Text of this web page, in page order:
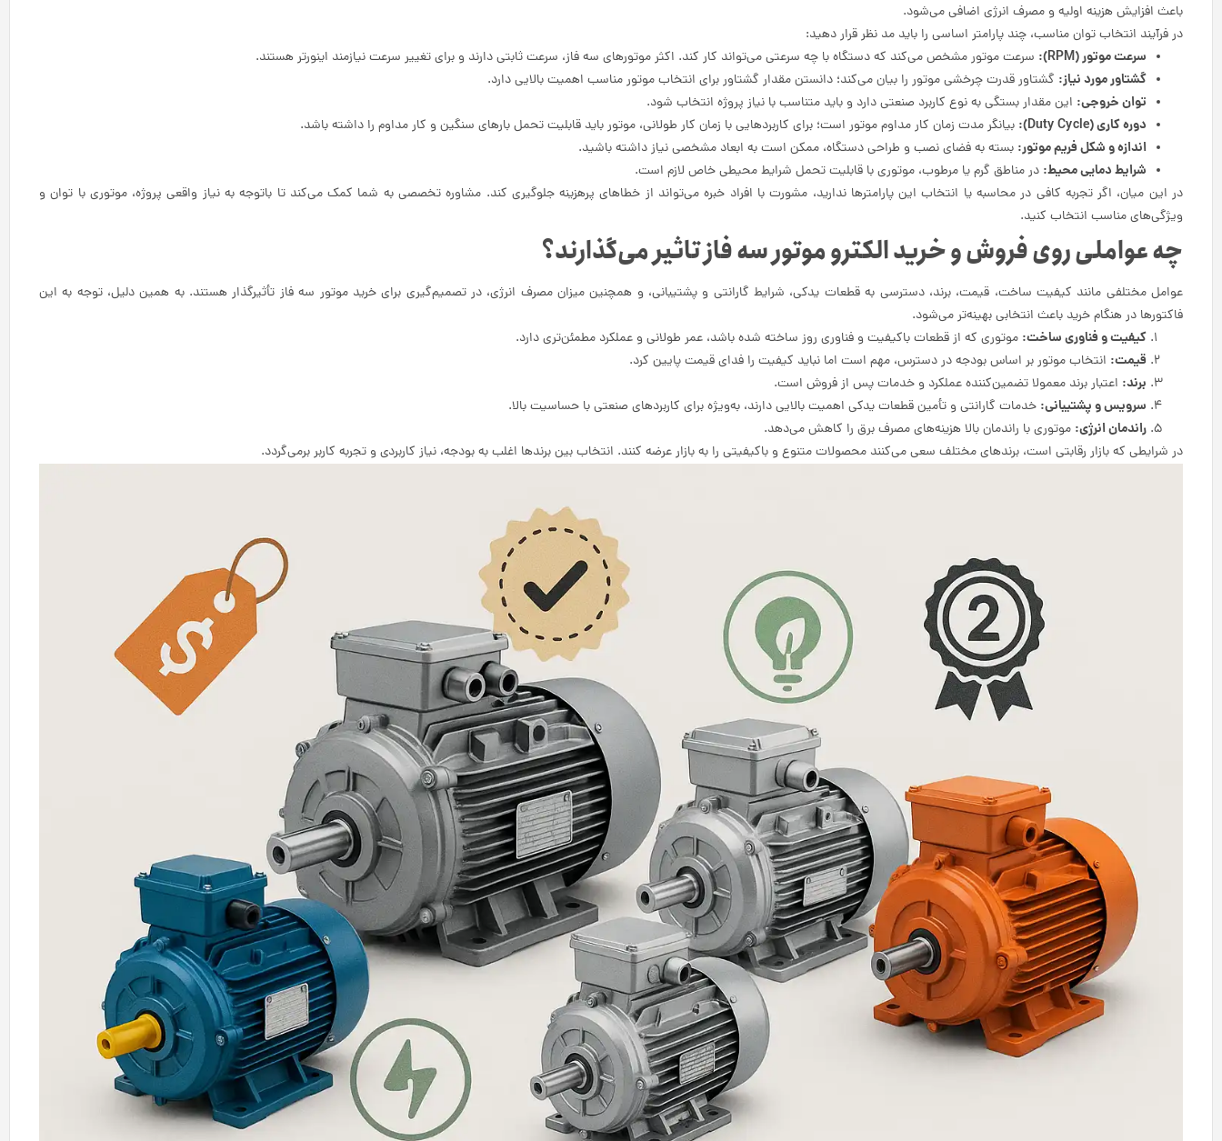
باعث افزایش هزینه‌ اولیه و مصرف انرژی اضافی می‌شود.
در فرآیند انتخاب توان مناسب، چند پارامتر اساسی را باید مد نظر قرار دهید:
سرعت موتور (RPM): سرعت موتور مشخص می‌کند که دستگاه با چه سرعتی می‌تواند کار کند. اکثر موتورهای سه فاز، سرعت ثابتی دارند و برای تغییر سرعت نیازمند اینورتر هستند.
گشتاور مورد نیاز: گشتاور قدرت چرخشی موتور را بیان می‌کند؛ دانستن مقدار گشتاور برای انتخاب موتور مناسب اهمیت بالایی دارد.
توان خروجی: این مقدار بستگی به نوع کاربرد صنعتی دارد و باید متناسب با نیاز پروژه انتخاب شود.
دوره کاری (Duty Cycle): بیانگر مدت زمان کار مداوم موتور است؛ برای کاربردهایی با زمان کار طولانی، موتور باید قابلیت تحمل بارهای سنگین و کار مداوم را داشته باشد.
اندازه و شکل فریم موتور: بسته به فضای نصب و طراحی دستگاه، ممکن است به ابعاد مشخصی نیاز داشته باشید.
شرایط دمایی محیط: در مناطق گرم یا مرطوب، موتوری با قابلیت تحمل شرایط محیطی خاص لازم است.
در این میان، اگر تجربه کافی در محاسبه یا انتخاب این پارامترها ندارید، مشورت با افراد خبره می‌تواند از خطاهای پرهزینه جلوگیری کند. مشاوره تخصصی به شما کمک می‌کند تا باتوجه به نیاز واقعی پروژه، موتوری با توان و
ویژگی‌های مناسب انتخاب کنید.
چه عواملی روی فروش و خرید الکترو موتور سه فاز تاثیر می‌گذارند؟
عوامل مختلفی مانند کیفیت ساخت، قیمت، برند، دسترسی به قطعات یدکی، شرایط گارانتی و پشتیبانی، و همچنین میزان مصرف انرژی، در تصمیم‌گیری برای خرید موتور سه فاز تأثیرگذار هستند. به همین دلیل، توجه به این
فاکتورها در هنگام خرید باعث انتخابی بهینه‌تر می‌شود.
کیفیت و فناوری ساخت: موتوری که از قطعات باکیفیت و فناوری روز ساخته شده باشد، عمر طولانی و عملکرد مطمئن‌تری دارد.
قیمت: انتخاب موتور بر اساس بودجه در دسترس، مهم است اما نباید کیفیت را فدای قیمت پایین کرد.
برند: اعتبار برند معمولا تضمین‌کننده عملکرد و خدمات پس از فروش است.
سرویس و پشتیبانی: خدمات گارانتی و تأمین قطعات یدکی اهمیت بالایی دارند، به‌ویژه برای کاربردهای صنعتی با حساسیت بالا.
راندمان انرژی: موتوری با راندمان بالا هزینه‌های مصرف برق را کاهش می‌دهد.
در شرایطی که بازار رقابتی است، برندهای مختلف سعی می‌کنند محصولات متنوع و باکیفیتی را به بازار عرضه کنند. انتخاب بین برندها اغلب به بودجه، نیاز کاربردی و تجربه کاربر برمی‌گردد.